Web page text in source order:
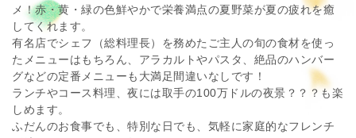
メ！赤・黄・緑の色鮮やかで栄養満点の夏野菜が夏の疲れを癒
してくれます。
有名店でシェフ（総料理長）を務めたご主人の旬の食材を使っ
たメニューはもちろん、アラカルトやパスタ、絶品のハンバー
グなどの定番メニューも大満足間違いなしです！
ランチやコース料理、夜には取手の100万ドルの夜景？？？も楽
しめます。
ふだんのお食事でも、特別な日でも、気軽に家庭的なフレンチ